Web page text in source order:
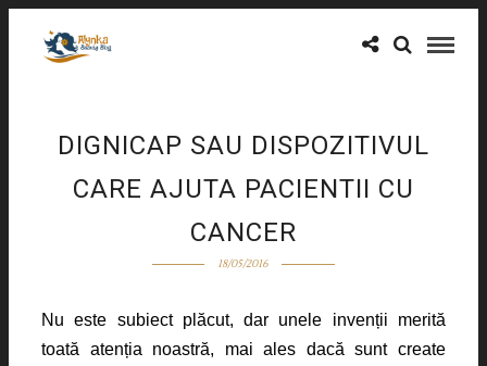
DIGNICAP SAU DISPOZITIVUL
CARE AJUTA PACIENTII CU
CANCER
18/05/2016
Nu este subiect plăcut, dar unele invenții merită
toată atenția noastră, mai ales dacă sunt create